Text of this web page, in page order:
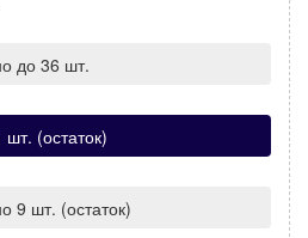
до 36 шт.
(остаток)
9 шт. (остаток)